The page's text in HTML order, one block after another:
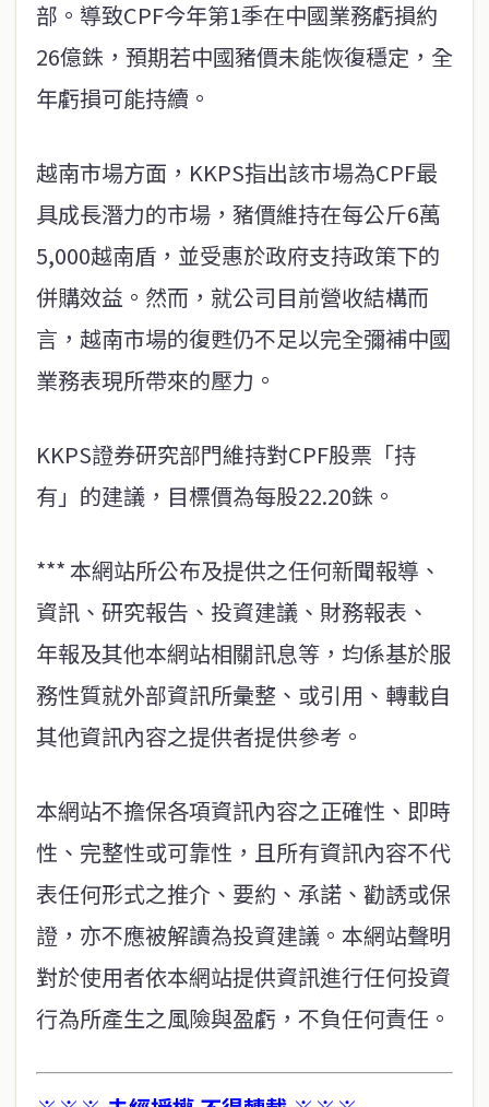
部。導致CPF今年第1季在中國業務虧損約
26億銖，預期若中國豬價未能恢復穩定，全
年虧損可能持續。
越南市場方面，KKPS指出該市場為CPF最
具成長潛力的市場，豬價維持在每公斤6萬
5,000越南盾，並受惠於政府支持政策下的
併購效益。然而，就公司目前營收結構而
言，越南市場的復甦仍不足以完全彌補中國
業務表現所帶來的壓力。
KKPS證券研究部門維持對CPF股票「持
有」的建議，目標價為每股22.20銖。
*** 本網站所公布及提供之任何新聞報導、
資訊、研究報告、投資建議、財務報表、
年報及其他本網站相關訊息等，均係基於服
務性質就外部資訊所彙整、或引用、轉載自
其他資訊內容之提供者提供參考。
本網站不擔保各項資訊內容之正確性、即時
性、完整性或可靠性，且所有資訊內容不代
表任何形式之推介、要約、承諾、勸誘或保
證，亦不應被解讀為投資建議。本網站聲明
對於使用者依本網站提供資訊進行任何投資
行為所產生之風險與盈虧，不負任何責任。